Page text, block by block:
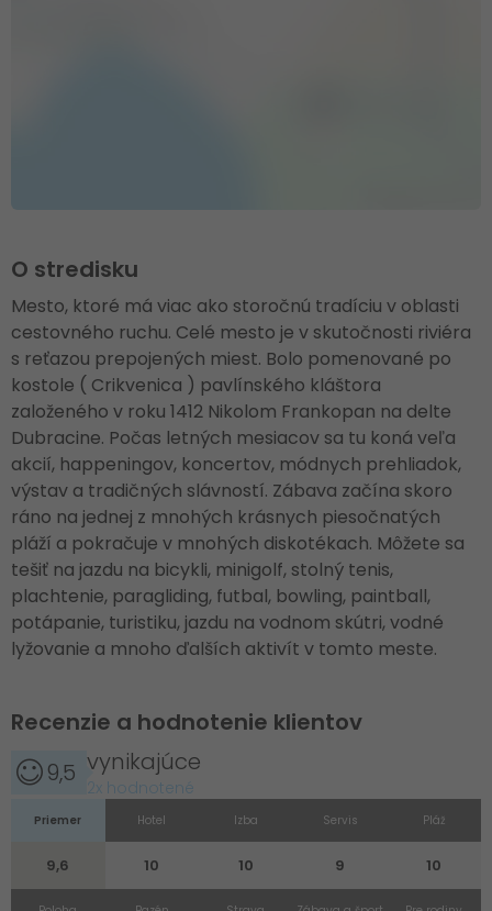
O stredisku
Mesto, ktoré má viac ako storočnú tradíciu v oblasti
cestovného ruchu. Celé mesto je v skutočnosti riviéra
s reťazou prepojených miest. Bolo pomenované po
kostole ( Crikvenica ) pavlínského kláštora
založeného v roku 1412 Nikolom Frankopan na delte
Dubracine. Počas letných mesiacov sa tu koná veľa
akcií, happeningov, koncertov, módnych prehliadok,
výstav a tradičných slávností. Zábava začína skoro
ráno na jednej z mnohých krásnych piesočnatých
pláží a pokračuje v mnohých diskotékach. Môžete sa
tešiť na jazdu na bicykli, minigolf, stolný tenis,
plachtenie, paragliding, futbal, bowling, paintball,
potápanie, turistiku, jazdu na vodnom skútri, vodné
lyžovanie a mnoho ďalších aktivít v tomto meste.
Recenzie a hodnotenie klientov
9,5 vynikajúce
2x hodnotené
Priemer
9,6
Hotel
10
Izba
10
Servis
9
Pláž
10